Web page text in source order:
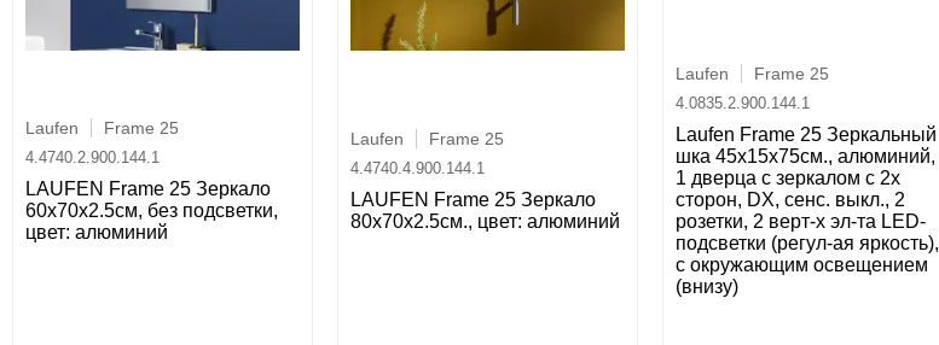
Laufen Frame 25
4.4740.2.900.144.1
LAUFEN Frame 25 Зеркало
60х70х2.5см, без подсветки,
цвет: алюминий
Laufen Frame 25
4.4740.4.900.144.1
LAUFEN Frame 25 Зеркало
80х70х2.5см., цвет: алюминий
Laufen Frame 25
4.0835.2.900.144.1
Laufen Frame 25 Зеркальный
шка 45x15x75см., алюминий,
1 дверца с зеркалом с 2х
сторон, DX, сенс. выкл., 2
розетки, 2 верт-х эл-та LED-
подсветки (регул-ая яркость),
с окружающим освещением
(внизу)